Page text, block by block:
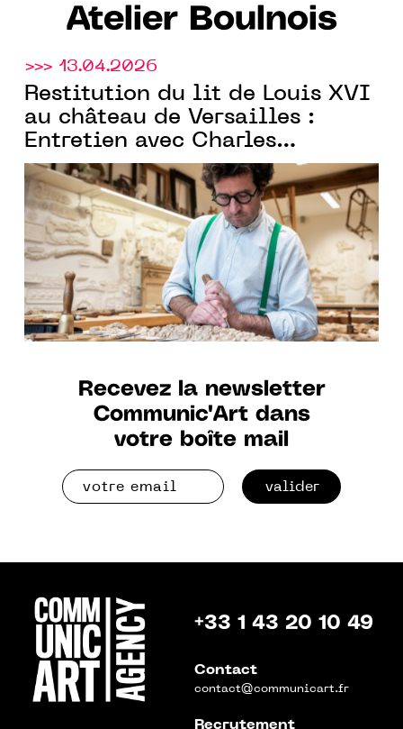
Atelier Boulnois
>>> 13.04.2026
Restitution du lit de Louis XVI
au château de Versailles :
Entretien avec Charles
Boulnois, fondateur de l’Atelier
Boulnoiset Meilleur Ouvrier de
France
Recevez la newsletter
Communic'Art dans
votre boîte mail
valider
+33 1 43 20 10 49
Contact
contact@communicart.fr
Recrutement